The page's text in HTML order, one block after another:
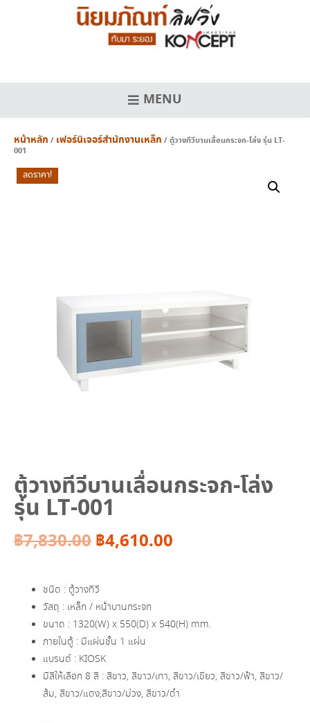
MENU
หน้าหลัก / เฟอร์นิเจอร์สำนักงานเหล็ก / ตู้วางทีวีบานเลื่อนกระจก-โล่ง รุ่น LT-
001
ลดราคา!
ตู้วางทีวีบานเลื่อนกระจก-โล่ง
รุ่น LT-001
฿7,830.00Original
was:
฿7,830.00.
฿4,610.00
฿4,610.00.
ชนิด : ตู้วางทีวี
วัสดุ : เหล็ก / หน้าบานกระจก
ขนาด : 1320(W) x 550(D) x 540(H) mm.
ภายในตู้ : มีแผ่นชั้น 1 แผ่น
แบรนด์ : KIOSK
มีสีให้เลือก 8 สี : สีขาว, สีขาว/เทา, สีขาว/เขียว, สีขาว/ฟ้า, สีขาว/
ส้ม, สีขาว/แดง,สีขาว/ม่วง, สีขาว/ดำ